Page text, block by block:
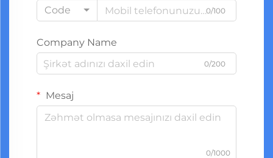
Code
0/100
Company Name
0/200
Mesaj
0/1000